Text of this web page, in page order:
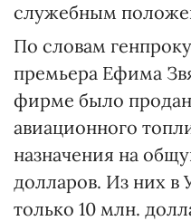
служебным
По словам
премьера Ефима
фирме было
авиационного
назначения на
долларов. Из них в
только 10 млн.